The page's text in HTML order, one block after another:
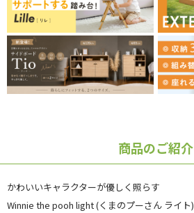
商品のご紹介
かわいいキャラクターが優しく照らす
Winnie the pooh light (くまのプーさん ライト)